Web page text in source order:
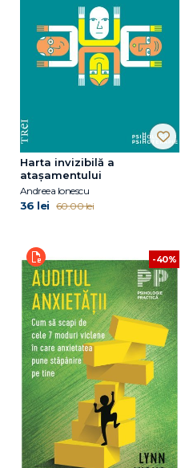
Harta invizibilă a
atașamentului
Andreea Ionescu
36 lei 60.00 lei
-40%